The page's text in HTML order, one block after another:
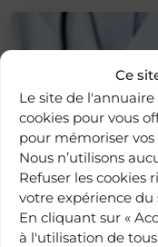
Ce
Le site de
cookies pour vous
pour mémoriser
Nous n’utilisons
Refuser les cookies
votre expérience du
En cliquant sur «
à l'utilisation de tous
Retour à
l'annuaire